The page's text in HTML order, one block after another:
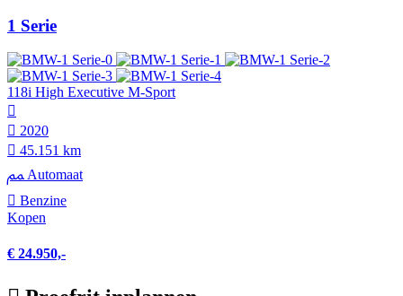
1 Serie
118i High Executive M-Sport
2020
45.151 km
Automaat
Benzine
Kopen
€ 24.950,-